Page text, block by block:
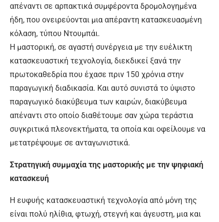
απέναντι σε αρπακτικά συμφέροντα δρομολογημένα
ήδη, που ονειρεύονται μια απέραντη κατασκευασμένη
κόλαση, τύπου Ντουμπάι.
Η μαστορική, σε αγαστή συνέργεια με την ευέλικτη
κατασκευαστική τεχνολογία, διεκδικεί ξανά την
πρωτοκαθεδρία που έχασε πριν 150 χρόνια στην
παραγωγική διαδικασία. Και αυτό συνιστά το ύψιστο
παραγωγικό διακύβευμα των καιρών, διακύβευμα
απέναντι στο οποίο διαθέτουμε σαν χώρα τεράστια
συγκριτικά πλεονεκτήματα, τα οποία και οφείλουμε να
μετατρέψουμε σε ανταγωνιστικά.
Στρατηγική συμμαχία της μαστορικής με την ψηφιακή
κατασκευή
Η ευφυής κατασκευαστική τεχνολογία από μόνη της
είναι πολύ ηλίθια, φτωχή, στεγνή και άγευστη, μια και